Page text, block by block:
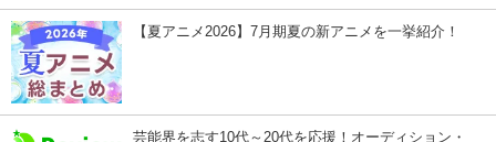
【夏アニメ2026】7月期夏の新アニメを一挙紹介！
芸能界を志す10代～20代を応援！オーディション・